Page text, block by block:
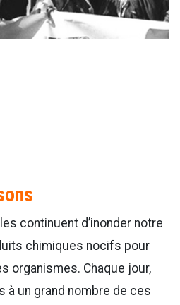
continuent d’inonder notre
chimiques nocifs pour
organismes. Chaque jour,
à un grand nombre de ces